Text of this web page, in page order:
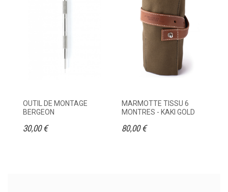
OUTIL DE MONTAGE
BERGEON
30,00 €
MARMOTTE TISSU 6
MONTRES - KAKI GOLD
80,00 €